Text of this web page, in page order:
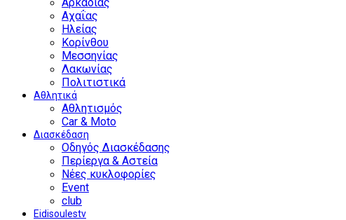
Αχαΐας
Ηλείας
Κορίνθου
Μεσσηνίας
Λακωνίας
Πολιτιστικά
Αθλητικά
Αθλητισμός
Car & Moto
Διασκέδαση
Οδηγός Διασκέδασης
Περίεργα & Αστεία
Νέες κυκλοφορίες
Event
club
Eidisoulestv